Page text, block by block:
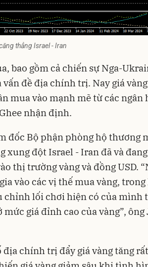
thẳng Israel - Iran
bao gồm cả chiến sự Nga-
đề địa chính trị. Nay giá
mua vào mạnh mẽ từ các ngân
nhận định.
đốc Bộ phận phòng hộ thương
xung đột Israel - Iran đã và
thị trường vàng và đồng USD.
vào các vị thế mua vàng,
chỉnh lối chơi hiện có của mình
giá đỉnh cao của vàng”, ông
chính trị đẩy giá vàng tăng